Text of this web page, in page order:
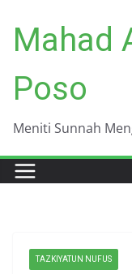
content
Mahad
Poso
Meniti Sunnah
TAZKIYATUN NUFUS